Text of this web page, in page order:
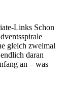
Links Schon
gleich zweimal
daran
an – was